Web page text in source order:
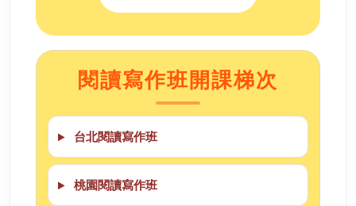
閱讀寫作班開課梯次
台北閱讀寫作班
桃園閱讀寫作班